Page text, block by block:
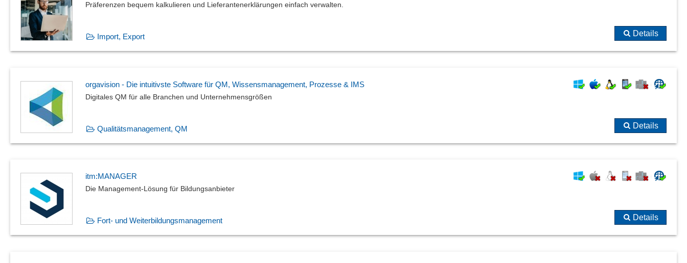
Präferenzen bequem kalkulieren und Lieferantenerklärungen einfach verwalten.
Import, Export Details
orgavision - Die intuitivste Software für QM, Wissensmanagement, Prozesse & IMS
Digitales QM für alle Branchen und Unternehmensgrößen
Qualitätsmanagement, QM Details
itm:MANAGER
Die Management-Lösung für Bildungsanbieter
Fort- und Weiterbildungsmanagement Details